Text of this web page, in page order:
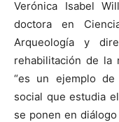
Verónica Isabel
doctora en
Arqueología y
rehabilitación de la
“es un ejemplo
social que estudia
se ponen en